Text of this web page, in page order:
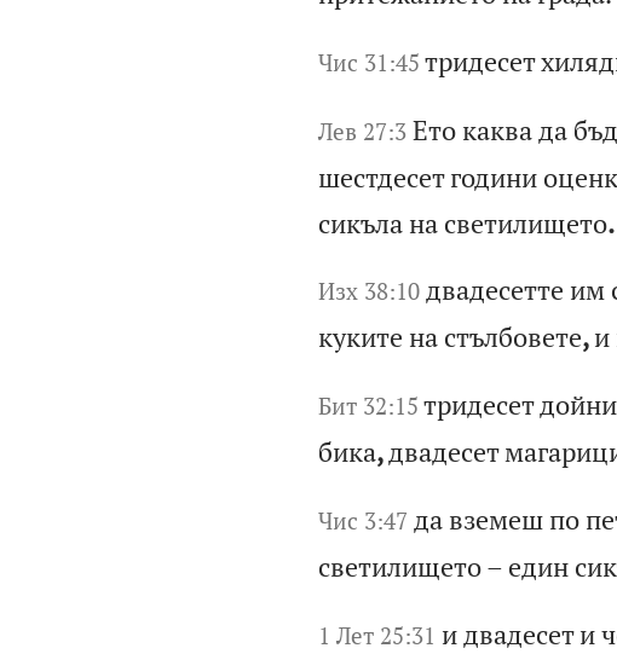
Чис 31:45 тридесетхиляд
Лев 27:3 Ето каква дабъд
шестдесетгодиниоценк
сикъла насветилището.
Изх 38:10 двадесетте им
куките на стълбовете,и
Бит 32:15 тридесетдойни
бика,двадесетмагариц
Чис 3:47 давземеш поп
светилището– единсик
1 Лет 25:31 идвадесетич